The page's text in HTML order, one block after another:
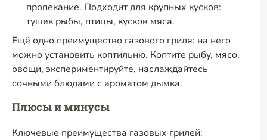
пропекание. Подходит для крупных кусков:
тушек рыбы, птицы, кусков мяса.
Ещё одно преимущество газового гриля: на него
можно установить коптильню. Коптите рыбу, мясо,
овощи, экспериментируйте, наслаждайтесь
сочными блюдами с ароматом дымка.
Плюсы и минусы
Ключевые преимущества газовых грилей: